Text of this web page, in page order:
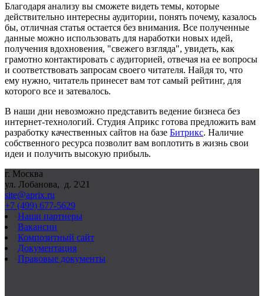
Благодаря анализу вы сможете видеть темы, которые
действительно интересны аудитории, понять почему, казалось
бы, отличная статья остается без внимания. Все полученные
данные можно использовать для наработки новых идей,
получения вдохновения, "свежего взгляда", увидеть, как
грамотно контактировать с аудиторией, отвечая на ее вопросы
и соответствовать запросам своего читателя. Найдя то, что
ему нужно, читатель принесет вам тот самый рейтинг, для
которого все и затевалось.
В наши дни невозможно представить ведение бизнеса без
интернет-технологий. Студия Априкс готова предложить вам
разработку качественных сайтов на базе Битрикс. Наличие
собственного ресурса позволит вам воплотить в жизнь свои
идеи и получить высокую прибыль.
г. Москва
ул. Лобанова, д. 2\21
site@aprix.ru
+7 (499) 677-5629
Наши партнеры
Вакансии
Композитный сайт
Документация
Правовые документы